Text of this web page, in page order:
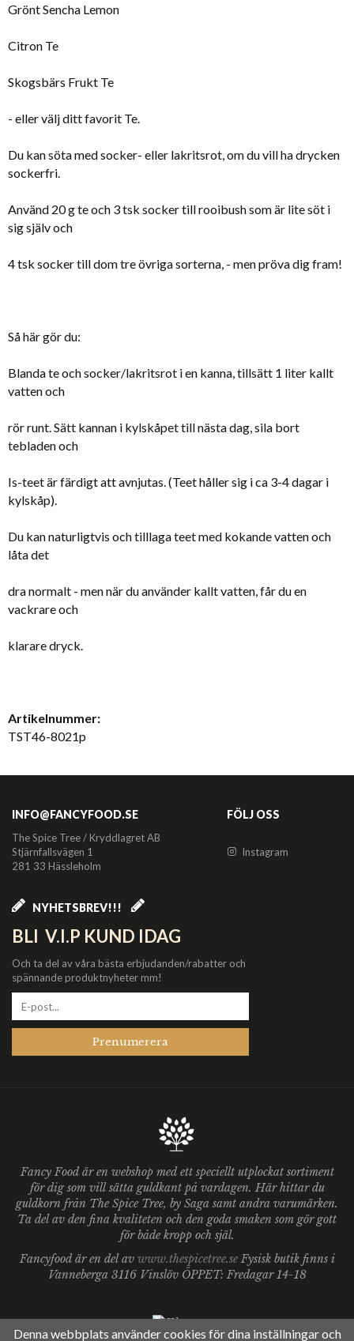
Grönt Sencha Lemon
Citron Te
Skogsbärs Frukt Te
- eller välj ditt favorit Te.
Du kan söta med socker- eller lakritsrot, om du vill ha drycken
sockerfri.
Använd 20 g te och 3 tsk socker till rooibush som är lite söt i
sig själv och
4 tsk socker till dom tre övriga sorterna, - men pröva dig fram!
Så här gör du:
Blanda te och socker/lakritsrot i en kanna, tillsätt 1 liter kallt
vatten och
rör runt. Sätt kannan i kylskåpet till nästa dag, sila bort
tebladen och
Is-teet är färdigt att avnjutas. (Teet håller sig i ca 3-4 dagar i
kylskåp).
Du kan naturligtvis och tilllaga teet med kokande vatten och
låta det
dra normalt - men när du använder kallt vatten, får du en
vackrare och
klarare dryck.
Artikelnummer:
TST46-8021p
INFO@FANCYFOOD.SE
The Spice Tree / Kryddlagret AB
Stjärnfallsvägen 1
281 33 Hässleholm
FÖLJ OSS
Instagram
NYHETSBREV!!!
BLI V.I.P KUND IDAG
Och ta del av våra bästa erbjudanden/rabatter och
spännande produktnyheter mm!
Prenumerera
Fancy Food är en webshop med ett speciellt utplockat sortiment
för dig som vill sätta guldkant på vardagen. Här hittar du
guldkorn från The Spice Tree, by Saga samt andra varumärken.
Ta del av den fina kvaliteten och den goda smaken som gör gott
för både kropp och själ.
Fancyfood är en del av www.thespicetree.seFysisk butik finns i
Vanneberga 3116 Vinslöv ÖPPET: Fredagar 14-18
Denna webbplats använder cookies för dina inställningar och